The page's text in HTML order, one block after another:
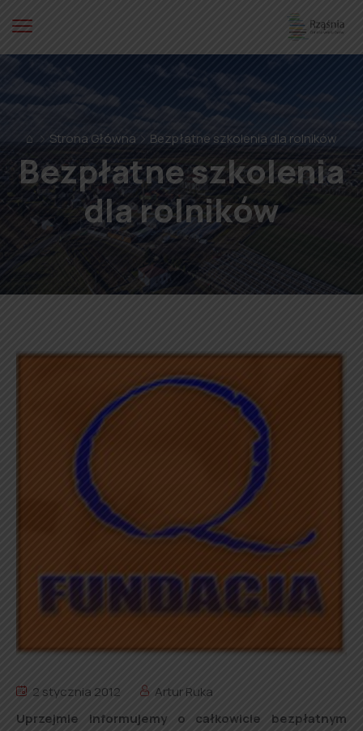
⌂ Strona Główna Bezpłatne szkolenia dla rolników
Bezpłatne szkolenia
dla rolników
2 stycznia 2012
Artur Ruka
Uprzejmie informujemy o całkowicie bezpłatnym